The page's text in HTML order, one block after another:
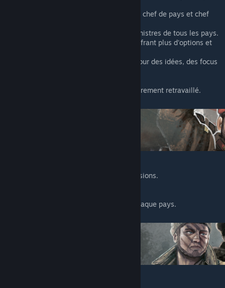
Des portraits en couleur pour chaque chef de pays et chef
Des centaines d'entreprises et de ministres de tous les pays.
Interface utilisateur personnalisée offrant plus d'options et
Des milliers de GFX faits à la main pour des idées, des focus
Un arbre de technologie navale entièrement retravaillé.
Encore plus d'événements et de décisions.
Modèles d'unités 3D uniques pour chaque pays.